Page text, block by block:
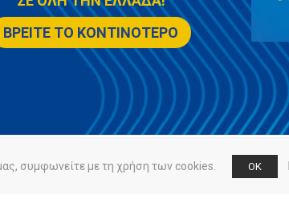
ΒΡΕΙΤΕ ΤΟ ΚΟΝΤΙΝΟΤΕΡΟ
συμφωνείτε με τη χρήση των cookies. OK